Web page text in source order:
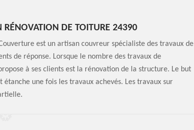
RÉNOVATION DE TOITURE 24390
est un artisan couvreur spécialiste des travaux de
de réponse. Lorsque le nombre des travaux de
à ses clients est la rénovation de la structure. Le but
une fois les travaux achevés. Les travaux sur